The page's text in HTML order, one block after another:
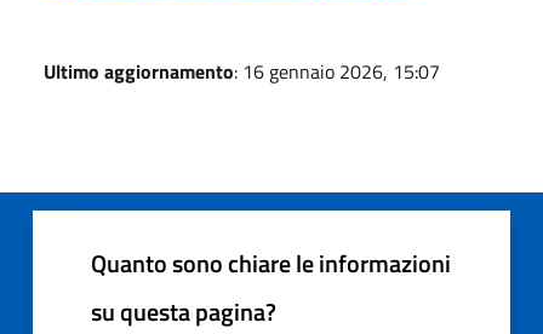
Ultimo aggiornamento: 16 gennaio 2026, 15:07
Quanto sono chiare le informazioni
su questa pagina?